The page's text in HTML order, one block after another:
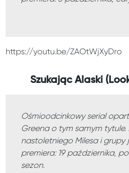
https://youtu.be/ZAOtWjXyDro
Szukając Alaski
Ośmioodcinkowy serial
Greena o tym samym tytule.
nastoletniego Milesa i grupy
premiera: 19 października,
sezon.